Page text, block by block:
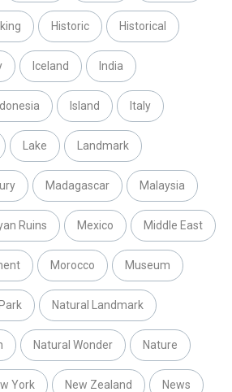
Historic Historical
Iceland India
Island Italy
Lake Landmark
Madagascar Malaysia
Ruins Mexico Middle East
Morocco Museum
Natural Landmark
Natural Wonder Nature
York New Zealand News